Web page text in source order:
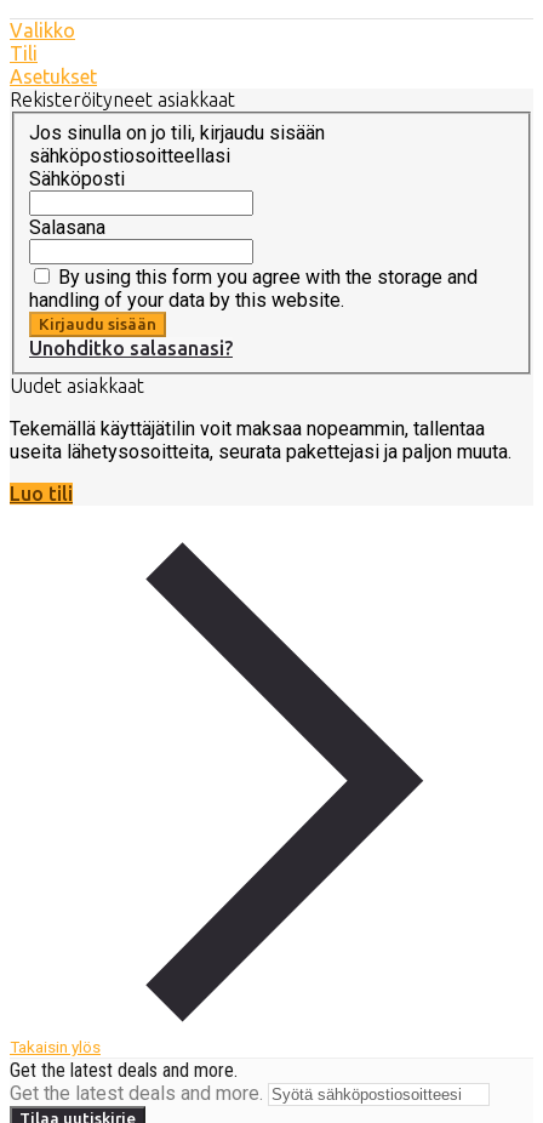
Valikko
Tili
Asetukset
Rekisteröityneet asiakkaat
Jos sinulla on jo tili, kirjaudu sisään
sähköpostiosoitteellasi
Sähköposti
Salasana
By using this form you agree with the storage and
handling of your data by this website.
Kirjaudu sisään
Unohditko salasanasi?
Uudet asiakkaat
Tekemällä käyttäjätilin voit maksaa nopeammin, tallentaa
useita lähetysosoitteita, seurata pakettejasi ja paljon muuta.
Luo tili
Takaisin ylös
Get the latest deals and more.
Get the latest deals and more.
Tilaa uutiskirje